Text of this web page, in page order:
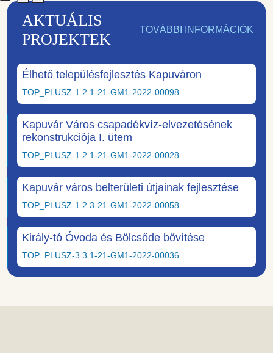
AKTUÁLIS
PROJEKTEK
TOVÁBBI INFORMÁCIÓK
Élhető településfejlesztés Kapuváron
TOP_PLUSZ-1.2.1-21-GM1-2022-00098
Kapuvár Város csapadékvíz-elvezetésének
rekonstrukciója I. ütem
TOP_PLUSZ-1.2.1-21-GM1-2022-00028
Kapuvár város belterületi útjainak fejlesztése
TOP_PLUSZ-1.2.3-21-GM1-2022-00058
Király-tó Óvoda és Bölcsőde bővítése
TOP_PLUSZ-3.3.1-21-GM1-2022-00036